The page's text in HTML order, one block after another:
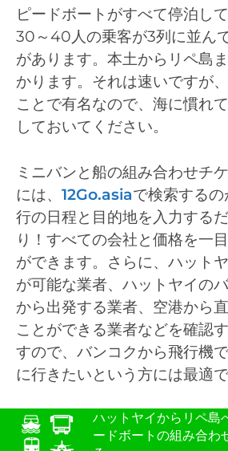
ピードボートがすべて停泊し
30～40人の乗客が3列に並ん
があります。本土からリペ島
かります。それは速いですが
ことで有名なので、海に慣れ
しておいてください。
ミニバンと船の組み合わせチ
には、 12Go.asiaで検索する
行の日程と目的地を入力する
り！すべての会社と価格を一
ができます。さらに、ハット
が可能な業者、ハットヤイの
から出発する業者、空港から
ことができる業者などを確認
すので、バンコクから飛行機
に行きたいという方には最適で
ハットヤイからリペ島
ードボートの組み合わ